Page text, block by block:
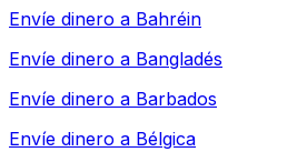
Envíe dinero a Bahréin
Envíe dinero a Bangladés
Envíe dinero a Barbados
Envíe dinero a Bélgica